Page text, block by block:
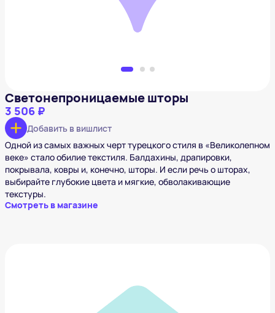
Светонепроницаемые шторы
3 506 ₽
Добавить в вишлист
Одной из самых важных черт турецкого стиля в «Великолепном
веке» стало обилие текстиля. Балдахины, драпировки,
покрывала, ковры и, конечно, шторы. И если речь о шторах,
выбирайте глубокие цвета и мягкие, обволакивающие
текстуры.
Смотреть в магазине